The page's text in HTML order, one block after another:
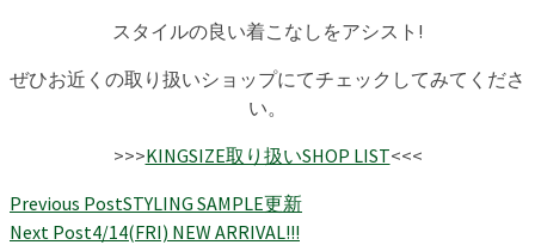
スタイルの良い着こなしをアシスト!
ぜひお近くの取り扱いショップにてチェックしてみてくださ
い。
>>>KINGSIZE取り扱いSHOP LIST<<<
Previous PostSTYLING SAMPLE更新
Next Post4/14(FRI) NEW ARRIVAL!!!